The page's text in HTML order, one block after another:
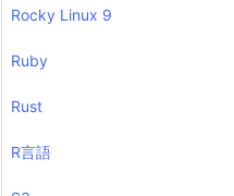
Rocky Linux 9
Ruby
Rust
R言語